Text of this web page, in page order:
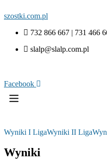
szostki.com.pl
732 866 667 | 731 466
slalp@slalp.com.pl
Facebook
Wyniki I LigaWyniki II Liga
Wyniki